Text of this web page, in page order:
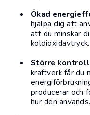
Ökad
hjälpa dig att
att du minskar
koldioxidavtryck.
Större kontroll
kraftverk får du
producerar och
hur den används.